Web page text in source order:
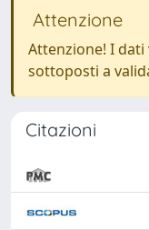
Attenzione
Attenzione! I
sottoposti a
Citazioni